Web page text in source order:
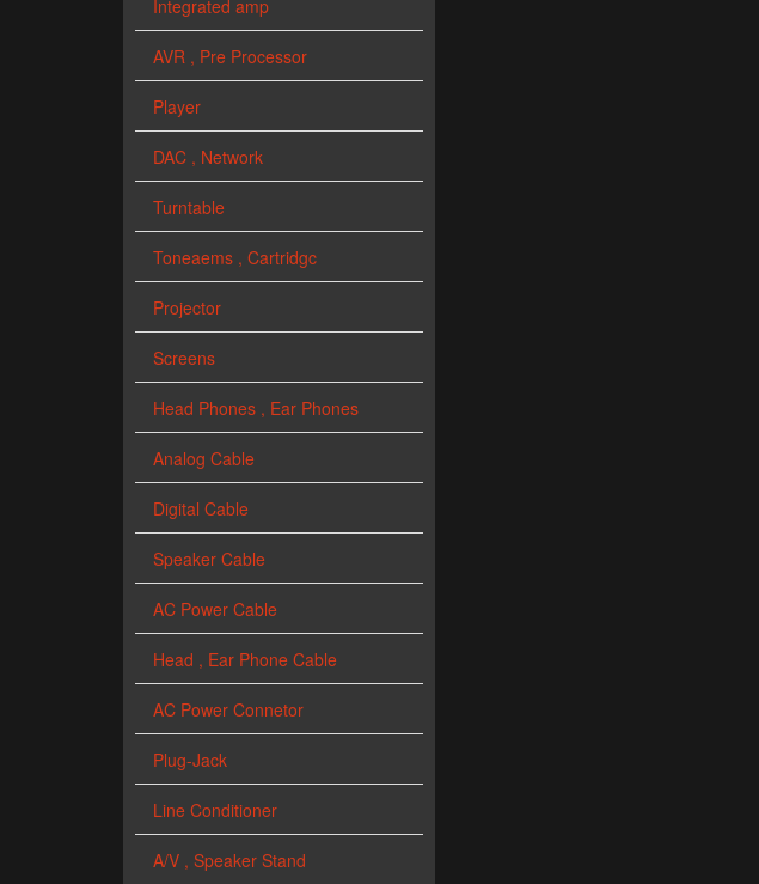
Integrated amp
AVR , Pre Processor
Player
DAC , Network
Turntable
Toneaems , Cartridgc
Projector
Screens
Head Phones , Ear Phones
Analog Cable
Digital Cable
Speaker Cable
AC Power Cable
Head , Ear Phone Cable
AC Power Connetor
Plug-Jack
Line Conditioner
A/V , Speaker Stand